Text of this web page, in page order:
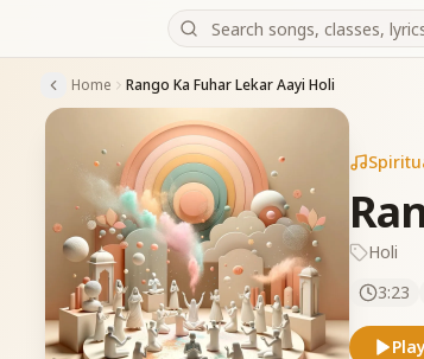
Home Rango Ka Fuhar Lekar Aayi Holi
Holi
3:23